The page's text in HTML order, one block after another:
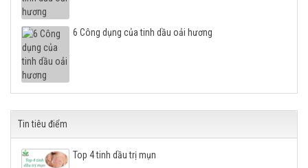
6 Công dụng của tinh dầu oải hương
Tin tiêu điểm
Top 4 tinh dầu trị mụn